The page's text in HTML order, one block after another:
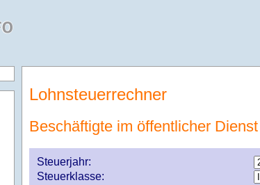
Lohnsteuerrechner
Beschäftigte im öffentlicher Dienst
Steuerjahr:
Steuerklasse: